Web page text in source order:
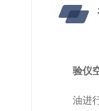
验仪
油进